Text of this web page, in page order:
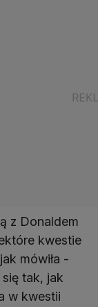
z Donaldem
kwestie
mówiła -
tak, jak
w kwestii